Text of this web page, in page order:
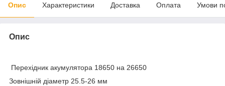
Опис Характеристики Доставка Оплата Умови
Опис
Перехідник акумулятора 18650 на 26650
Зовнішній діаметр 25.5-26 мм